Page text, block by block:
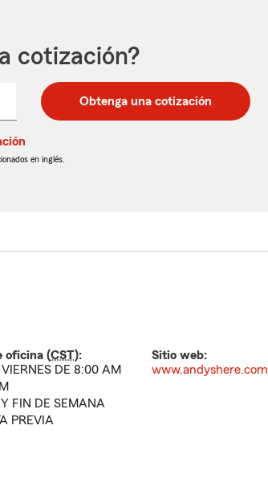
cotización?
Obtenga una cotización
en inglés.
oficina (CST):
DE 8:00 AM
FIN DE SEMANA
PREVIA
Sitio web:
www.andyshere.com